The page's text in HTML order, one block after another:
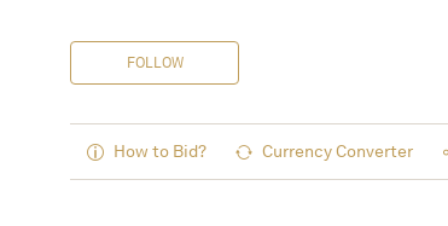
FOLLOW
How to Bid? Currency Converter